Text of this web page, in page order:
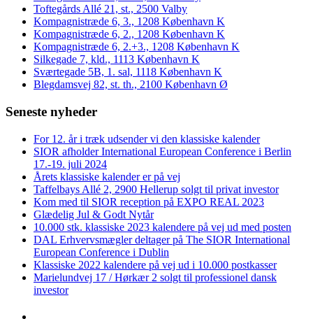
Toftegårds Allé 21, st., 2500 Valby
Kompagnistræde 6, 3., 1208 København K
Kompagnistræde 6, 2., 1208 København K
Kompagnistræde 6, 2.+3., 1208 København K
Silkegade 7, kld., 1113 København K
Sværtegade 5B, 1. sal, 1118 København K
Blegdamsvej 82, st. th., 2100 København Ø
Seneste nyheder
For 12. år i træk udsender vi den klassiske kalender
SIOR afholder International European Conference i Berlin
17.-19. juli 2024
Årets klassiske kalender er på vej
Taffelbays Allé 2, 2900 Hellerup solgt til privat investor
Kom med til SIOR reception på EXPO REAL 2023
Glædelig Jul & Godt Nytår
10.000 stk. klassiske 2023 kalendere på vej ud med posten
DAL Erhvervsmægler deltager på The SIOR International
European Conference i Dublin
Klassiske 2022 kalendere på vej ud i 10.000 postkasser
Marielundvej 17 / Hørkær 2 solgt til professionel dansk
investor